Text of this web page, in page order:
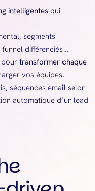
intelligentesqui
segments
différenciés…
pour transformer chaque
vos équipes.
séquences email selon
automatique d’un lead